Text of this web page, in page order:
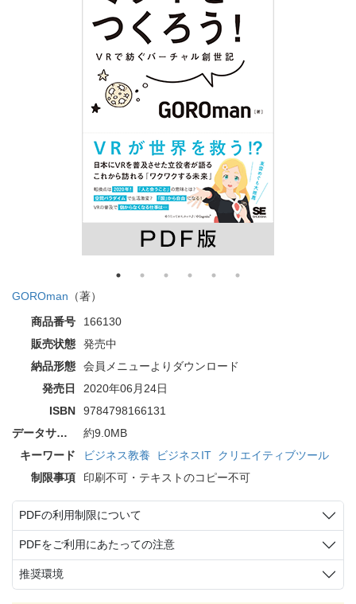
GOROman （著）
商品番号
166130
販売状態
発売中
納品形態
会員メニューよりダウンロード
発売日
2020年06月24日
ISBN
9784798166131
データサイズ
約9.0MB
キーワード
ビジネス教養 ビジネスIT クリエイティブツール
制限事項
印刷不可・テキストのコピー不可
PDFの利用制限について
PDFをご利用にあたっての注意
推奨環境